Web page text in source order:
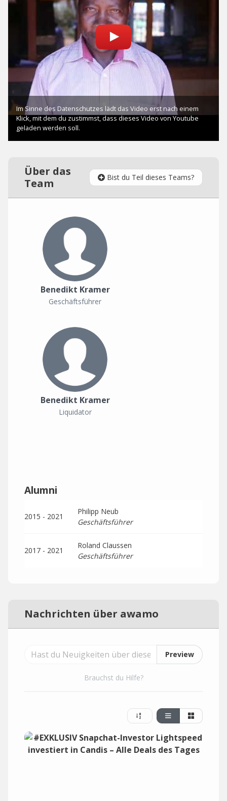
Über das
Team
Bist du Teil dieses Teams?
Benedikt Kramer
Geschäftsführer
Benedikt Kramer
Liquidator
Alumni
2015 - 2021
Philipp Neub
Geschäftsführer
2017 - 2021
Roland Claussen
Geschäftsführer
Nachrichten über awamo
Preview
Brauchst du Hilfe?